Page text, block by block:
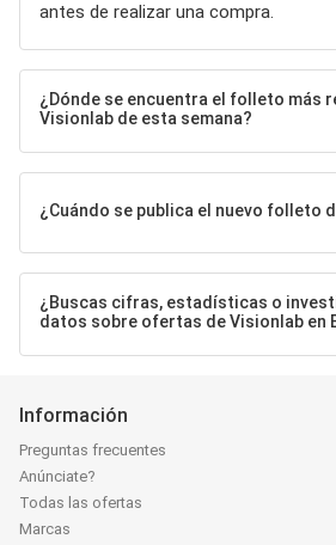
antes de realizar una compra.
¿Dónde se encuentra el folleto más
Visionlab de esta semana?
¿Cuándo se publica el nuevo folleto
¿Buscas cifras, estadísticas o
datos sobre ofertas de Visionlab en
Información
Preguntas frecuentes
Anúnciate?
Todas las ofertas
Marcas